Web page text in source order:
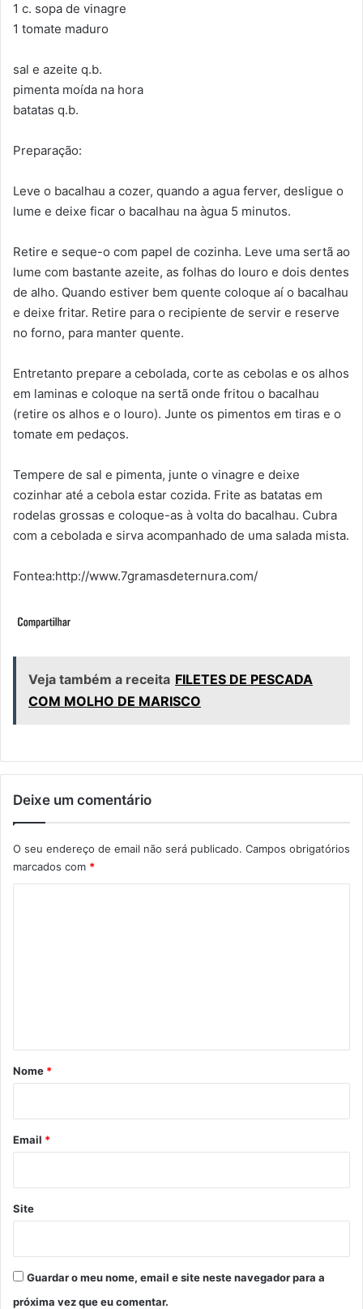
1 c. sopa de vinagre
1 tomate maduro
sal e azeite q.b.
pimenta moída na hora
batatas q.b.
Preparação:
Leve o bacalhau a cozer, quando a agua ferver, desligue o
lume e deixe ficar o bacalhau na àgua 5 minutos.
Retire e seque-o com papel de cozinha. Leve uma sertã ao
lume com bastante azeite, as folhas do louro e dois dentes
de alho. Quando estiver bem quente coloque aí o bacalhau
e deixe fritar. Retire para o recipiente de servir e reserve
no forno, para manter quente.
Entretanto prepare a cebolada, corte as cebolas e os alhos
em laminas e coloque na sertã onde fritou o bacalhau
(retire os alhos e o louro). Junte os pimentos em tiras e o
tomate em pedaços.
Tempere de sal e pimenta, junte o vinagre e deixe
cozinhar até a cebola estar cozida. Frite as batatas em
rodelas grossas e coloque-as à volta do bacalhau. Cubra
com a cebolada e sirva acompanhado de uma salada mista.
Fontea:http://www.7gramasdeternura.com/
Veja também a receita FILETES DE PESCADA
COM MOLHO DE MARISCO
Deixe um comentário
O seu endereço de email não será publicado. Campos obrigatórios
marcados com *
r
*
Nome *
Email *
Site
Guardar o meu nome, email e site neste navegador para a
próxima vez que eu comentar.